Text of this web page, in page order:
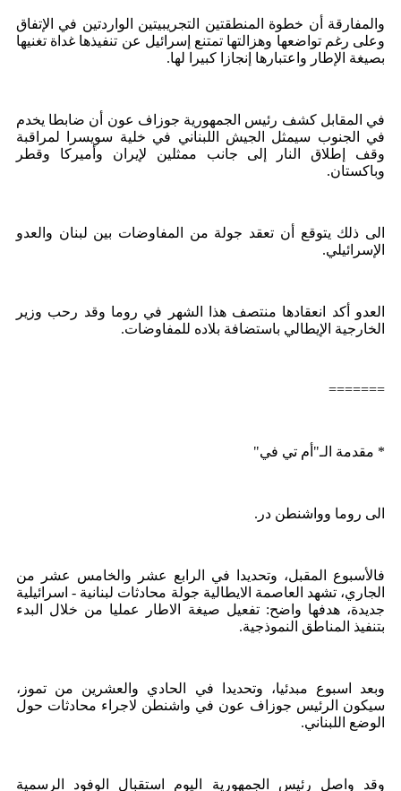
والمفارقة أن خطوة المنطقتين التجريبيتين الواردتين في الإتفاق
وعلى رغم تواضعها وهزالتها تمتنع إسرائيل عن تنفيذها غداة تغنيها
بصيغة الإطار واعتبارها إنجازا كبيرا لها.
في المقابل كشف رئيس الجمهورية جوزاف عون أن ضابطا يخدم
في الجنوب سيمثل الجيش اللبناني في خلية سويسرا لمراقبة
وقف إطلاق النار إلى جانب ممثلين لإيران وأميركا وقطر
وباكستان.
الى ذلك يتوقع أن تعقد جولة من المفاوضات بين لبنان والعدو
الإسرائيلي.
العدو أكد انعقادها منتصف هذا الشهر في روما وقد رحب وزير
الخارجية الإيطالي باستضافة بلاده للمفاوضات.
=======
* مقدمة الـ"أم تي في"
الى روما وواشنطن در.
فالأسبوع المقبل، وتحديدا في الرابع عشر والخامس عشر من
الجاري، تشهد العاصمة الايطالية جولة محادثات لبنانية - اسرائيلية
جديدة، هدفها واضح: تفعيل صيغة الاطار عمليا من خلال البدء
بتنفيذ المناطق النموذجية.
وبعد اسبوع مبدئيا، وتحديدا في الحادي والعشرين من تموز،
سيكون الرئيس جوزاف عون في واشنطن لاجراء محادثات حول
الوضع اللبناني.
وقد واصل رئيس الجمهورية اليوم استقبال الوفود الرسمية